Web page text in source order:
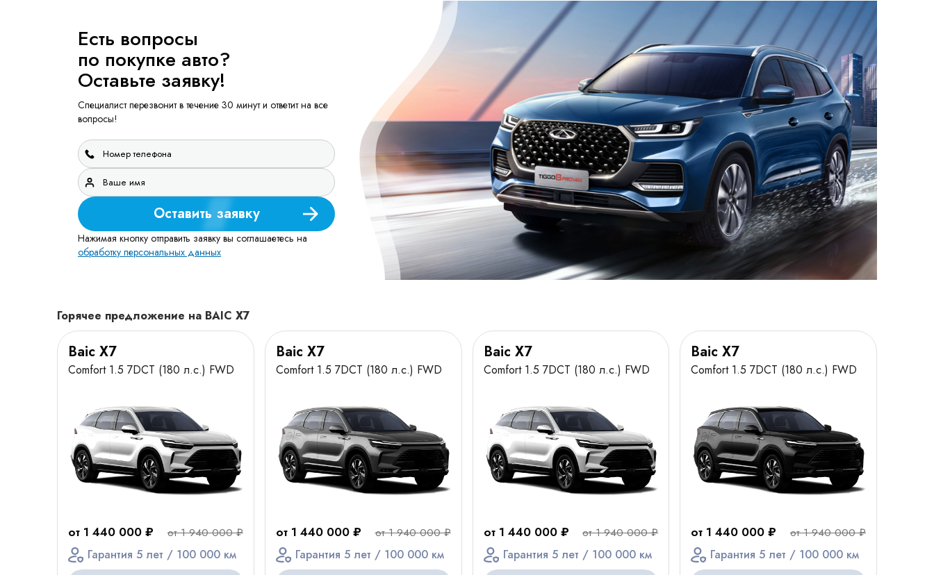
Есть вопросы
по покупке авто?
Оставьте заявку!
Специалист перезвонит в течение 30 минут и ответит на все
вопросы!
Оставить заявку
Нажимая кнопку отправить заявку вы соглашаетесь на
обработку персональных данных
Горячее предложение на BAIC X7
Baic X7
Comfort 1.5 7DCT (180 л.с.) FWD
от 1 440 000 ₽ от 1 940 000 ₽
Гарантия 5 лет / 100 000 км
Baic X7
Comfort 1.5 7DCT (180 л.с.) FWD
от 1 440 000 ₽ от 1 940 000 ₽
Гарантия 5 лет / 100 000 км
Baic X7
Comfort 1.5 7DCT (180 л.с.) FWD
от 1 440 000 ₽ от 1 940 000 ₽
Гарантия 5 лет / 100 000 км
Baic X7
Comfort 1.5 7DCT (180 л.с.) FWD
от 1 440 000 ₽ от 1 940 000 ₽
Гарантия 5 лет / 100 000 км